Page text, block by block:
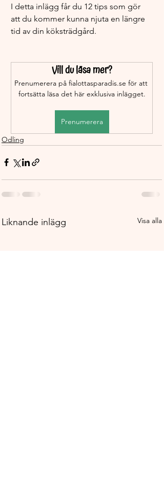
I detta inlägg får du 12 tips som gör
att du kommer kunna njuta en längre
tid av din köksträdgård.
Vill du läsa mer?
Prenumerera på fialottasparadis.se för att
fortsätta läsa det här exklusiva inlägget.
Prenumerera
Odling
Liknande inlägg Visa alla